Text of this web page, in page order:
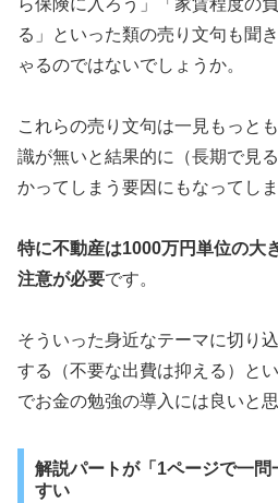
る」といった類の売り文句も聞
ゃるのではないでしょうか。
これらの売り文句は一見もっと
識が無いと結果的に（長期で見
かってしまう要因にもなってしま
特に不動産は1000万円単位の大
注意が必要です。
そういった身近なテーマに切り
する（不要な出費は抑える）と
でお金の勉強の導入には良いと思
解説パートが「1ページで一
すい